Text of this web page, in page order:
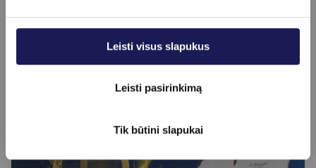
Leisti visus slapukus
Leisti pasirinkimą
Tik būtini slapukai